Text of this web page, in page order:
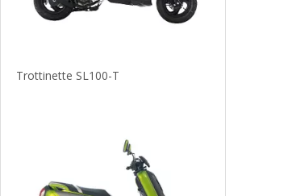
Trottinette SL100-T